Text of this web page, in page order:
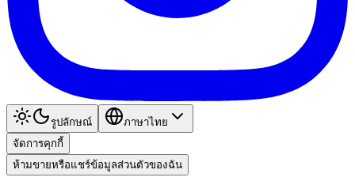
รูปลักษณ์
ภาษาไทย
จัดการคุกกี้
ห้ามขายหรือแชร์ข้อมูลส่วนตัวของฉัน